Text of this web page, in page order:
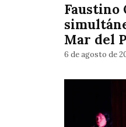
Faustino
Mar del
6 de agosto de